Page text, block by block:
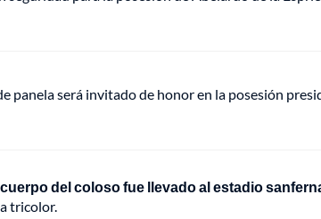
panela será invitado de honor en la posesión
del coloso fue llevado al estadio
tricolor.